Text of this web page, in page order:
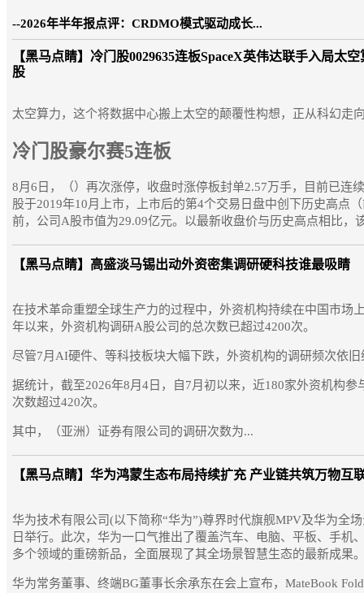
--2026年半年报点评：CRDMO模式驱动成长...
【黑马点睛】 冷门股0029635连板SpaceX英伟达联手入局太空
股
太空算力，这个将数据中心搬上太空的颠覆性构想，正从科幻走
冷门股豪尔赛5连板
8月6日，（）再次涨停，收盘时涨停板封单2.57万手，目前已连
股于2019年10月上市，上市后的第4个交易日盘中创下历史高点
前，公司A股市值为29.09亿元。以最新收盘价与历史高点相比，
【黑马点睛】 高盛淡马锡出动外资密集调研硬科技谁最吸睛
在技术革命重塑全球生产力的过程中，外资机构持续在中国市场
年以来，外资机构调研A股公司的总次数已超过4200次。
尽管7月AI硬件、等科技板块大幅下跌，外资机构的调研频次依
据统计，截至2026年8月4日，自7月初以来，近180家外资机构参
次数超过420次。
其中，（亚洲）证券有限公司的调研次数为...
【黑马点睛】 华为鸿蒙生态布局持续扩充 产业链共筑万物互
华为技术有限公司(以下简称“华为”)尊界时代旗舰MPV及华为全
日举行。此次，华为一口气推出了覆盖汽车、电脑、平板、手机
多个领域的重磅新品，全面展现了其全场景智慧生态的最新成果
华为常务董事、终端BG董事长余承东在会上宣布，MateBook